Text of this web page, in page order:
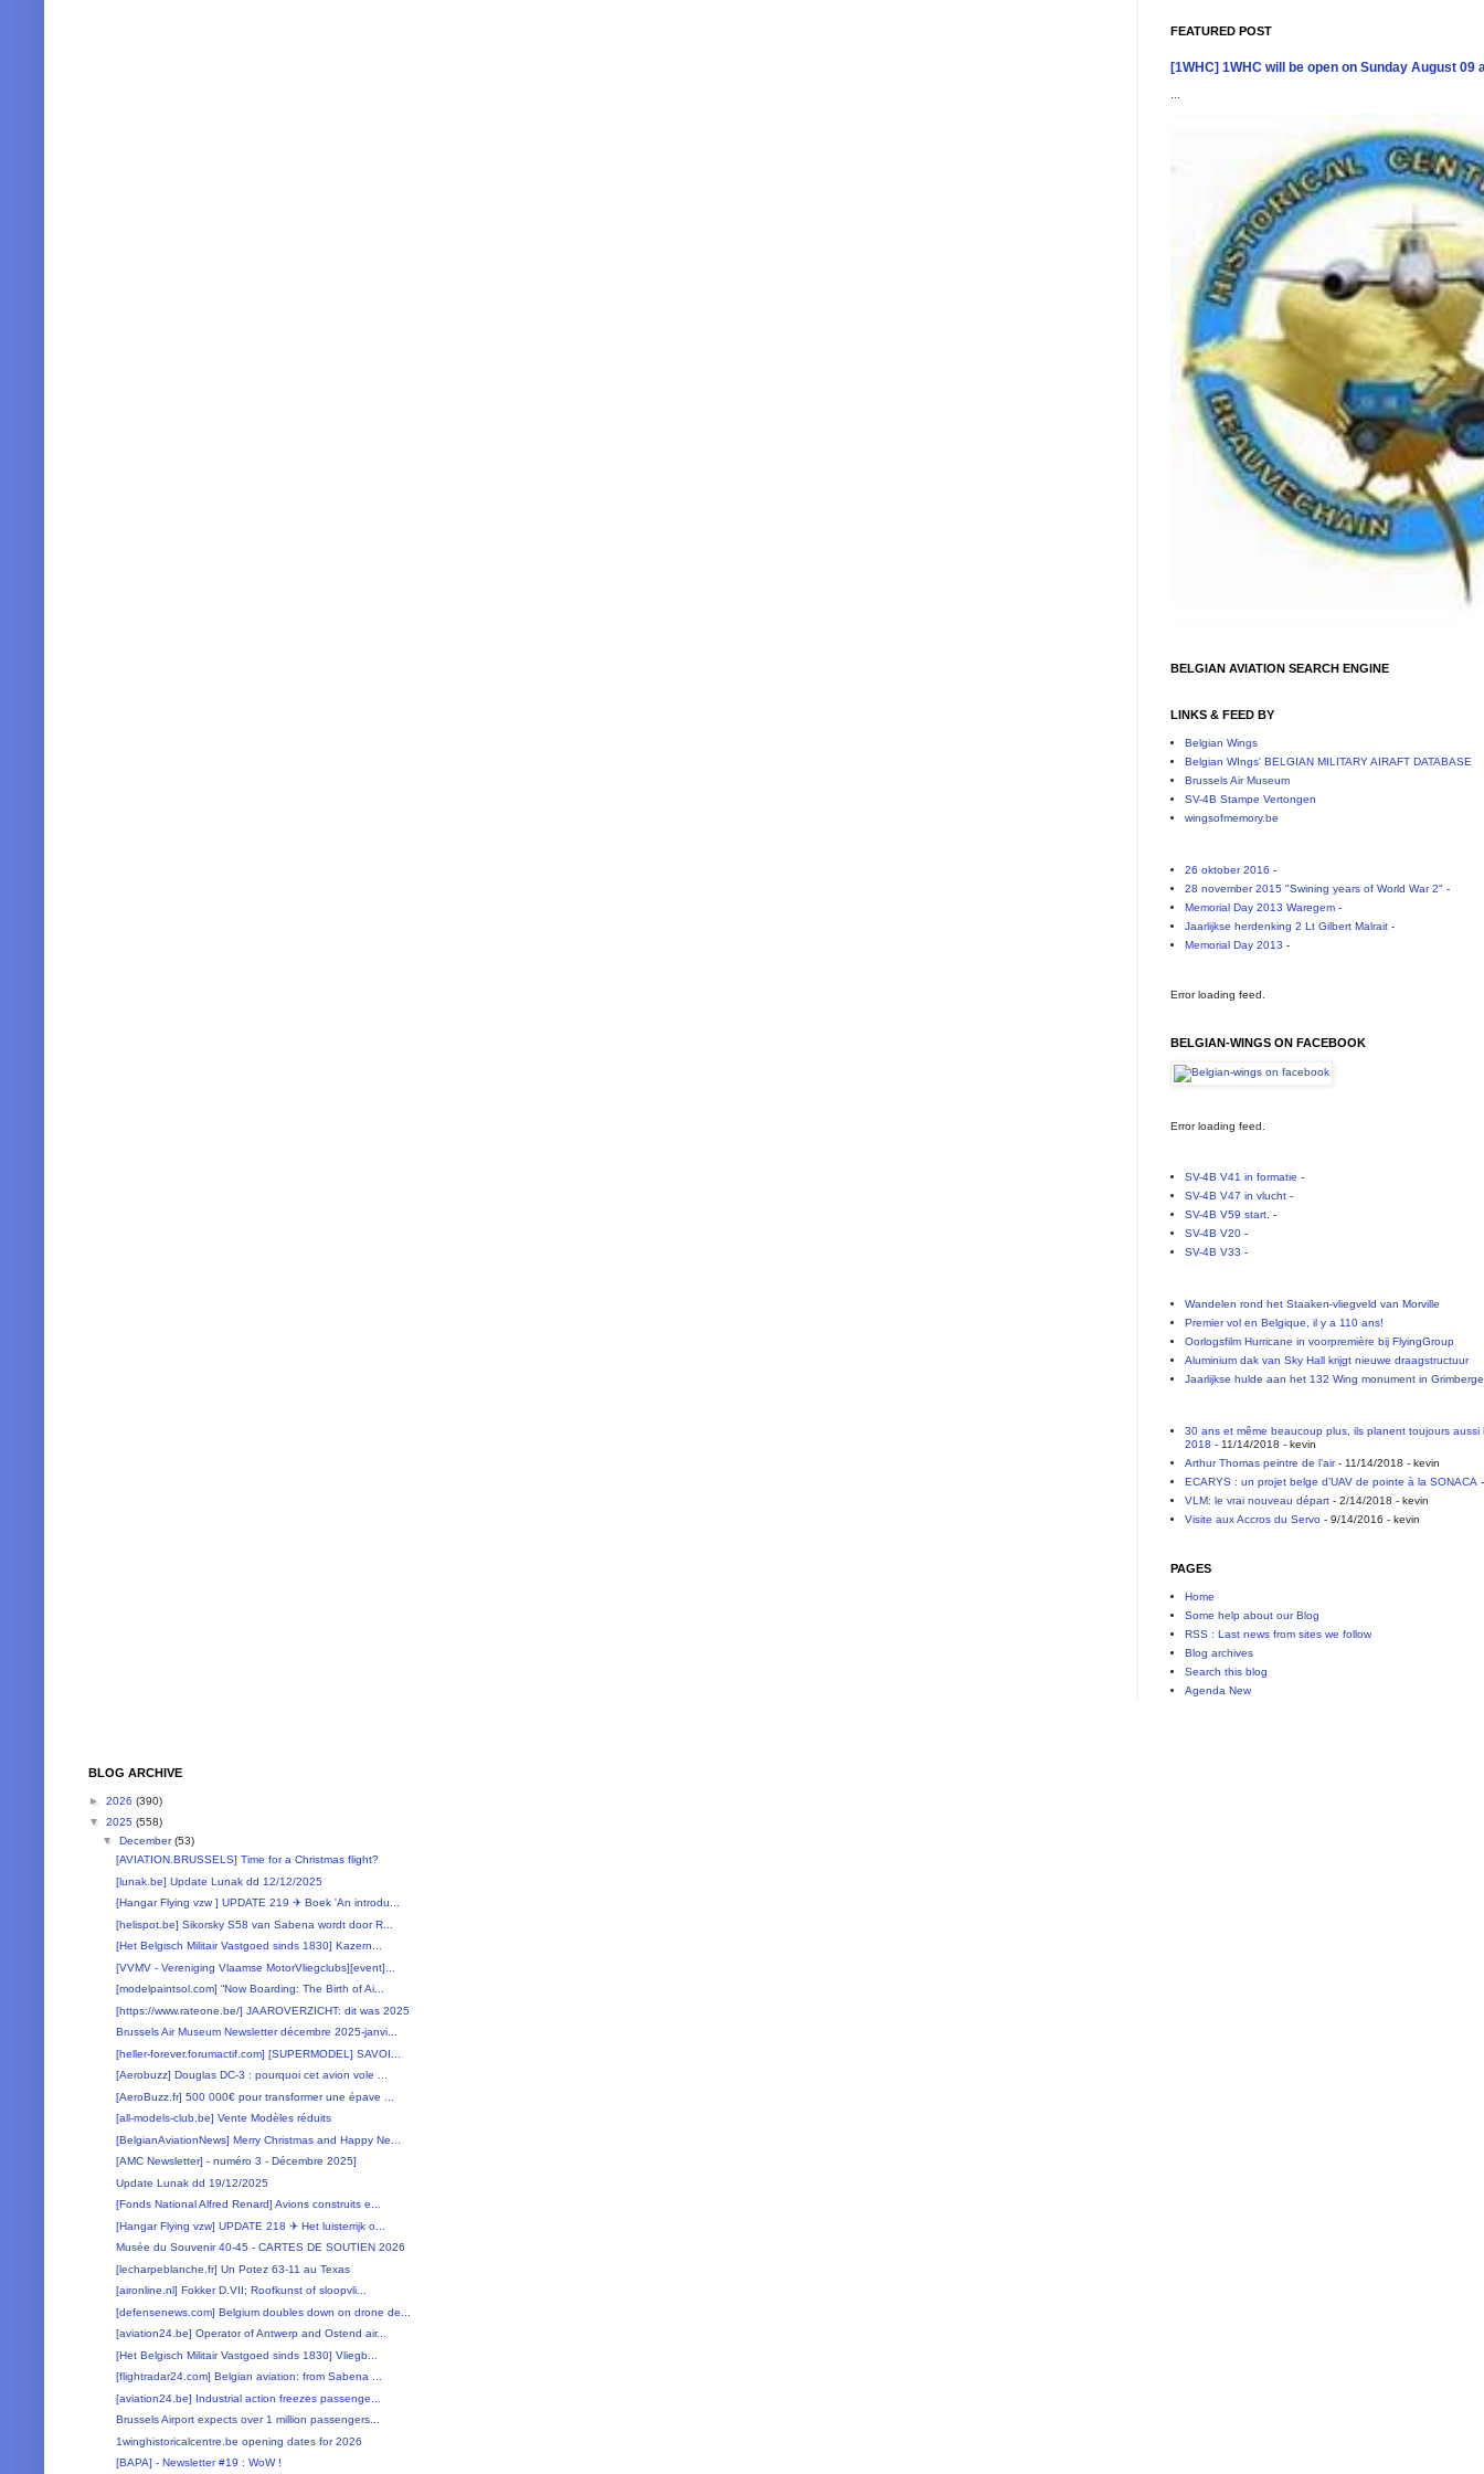
FEATURED POST
[1WHC] 1WHC will be open on Sunday August 09
BELGIAN AVIATION SEARCH ENGINE
LINKS & FEED BY
Belgian Wings
Belgian WIngs' BELGIAN MILITARY AIRAFT DATABASE
Brussels Air Museum
SV-4B Stampe Vertongen
wingsofmemory.be
26 oktober 2016 -
28 november 2015 "Swining years of World War 2" -
Memorial Day 2013 Waregem-
Jaarlijkse herdenking 2 Lt Gilbert Malrait-
Memorial Day 2013 -
Error loading feed.
BELGIAN-WINGS ON FACEBOOK
Error loading feed.
SV-4B V41 in formatie -
SV-4B V47 in vlucht-
SV-4B V59 start. -
SV-4B V20-
SV-4B V33 -
Wandelen rond het Staaken-vliegveld van Morville
Premier vol en Belgique, il y a 110 ans!
Oorlogsfilm Hurricane in voorpremière bij FlyingGroup
Aluminium dak van Sky Hall krijgt nieuwe draagstructuur
Jaarlijkse hulde aan het 132 Wing monument in
30 ans et même beaucoup plus, ils planent toujours
2018 - 11/14/2018 - kevin
Arthur Thomas peintre de l’air- 11/14/2018 - kevin
ECARYS : un projet belge d’UAV de pointe à la SONACA
VLM: le vrai nouveau départ- 2/14/2018 - kevin
Visite aux Accros du Servo- 9/14/2016 - kevin
PAGES
Home
Some help about our Blog
RSS : Last news from sites we follow
Blog archives
Search this blog
Agenda New
BLOG ARCHIVE
► 2026 (390)
▼ 2025 (558)
▼ December(53)
[AVIATION.BRUSSELS] Time for a Christmas flight?
[lunak.be] Update Lunak dd 12/12/2025
[Hangar Flying vzw ] UPDATE 219 ✈ Boek 'An introdu...
[helispot.be] Sikorsky S58 van Sabena wordt door R...
[Het Belgisch Militair Vastgoed sinds 1830] Kazern...
[VVMV - Vereniging Vlaamse MotorVliegclubs][event]...
[modelpaintsol.com] “Now Boarding: The Birth of Ai...
[https://www.rateone.be/] JAAROVERZICHT: dit was 2025
Brussels Air Museum Newsletter décembre 2025-janvi...
[heller-forever.forumactif.com] [SUPERMODEL] SAVOI...
[Aerobuzz] Douglas DC-3 : pourquoi cet avion vole ...
[AeroBuzz.fr] 500 000€ pour transformer une épave ...
[all-models-club.be] Vente Modèles réduits
[BelgianAviationNews] Merry Christmas and Happy Ne...
[AMC Newsletter] - numéro 3 - Décembre 2025]
Update Lunak dd 19/12/2025
[Fonds National Alfred Renard] Avions construits e...
[Hangar Flying vzw] UPDATE 218 ✈ Het luisterrijk o...
Musée du Souvenir 40-45 - CARTES DE SOUTIEN 2026
[lecharpeblanche.fr] Un Potez 63-11 au Texas
[aironline.nl] Fokker D.VII; Roofkunst of sloopvli...
[defensenews.com] Belgium doubles down on drone de...
[aviation24.be] Operator of Antwerp and Ostend air...
[Het Belgisch Militair Vastgoed sinds 1830] Vliegb...
[flightradar24.com] Belgian aviation: from Sabena ...
[aviation24.be] Industrial action freezes passenge...
Brussels Airport expects over 1 million passengers...
1winghistoricalcentre.be opening dates for 2026
[BAPA] - Newsletter #19 : WoW !